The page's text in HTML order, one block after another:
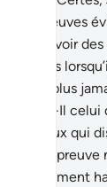
les preuves
cessé d’avoir
Mais
plus
égare-t-Il
Ceux qui
grandement